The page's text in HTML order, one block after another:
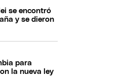
se encontró
y se dieron
para
la nueva ley